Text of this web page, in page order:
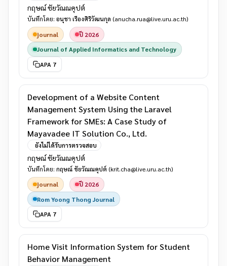
กฤษณ์ ชัยวัณณคุปต์
บันทึกโดย: อนุชา เรืองศิริวัฒนกุล (anucha.rua@live.uru.ac.th)
journal
ปี 2026
Journal of Applied Informatics and Technology
APA 7
Development of a Website Content
Management System Using the Laravel
Framework for SMEs: A Case Study of
Mayavadee IT Solution Co., Ltd.
ยังไม่ได้รับการตรวจสอบ
กฤษณ์ ชัยวัณณคุปต์
บันทึกโดย: กฤษณ์ ชัยวัณณคุปต์ (krit.cha@live.uru.ac.th)
journal
ปี 2026
Rom Yoong Thong Journal
APA 7
Home Visit Information System for Student
Behavior Management